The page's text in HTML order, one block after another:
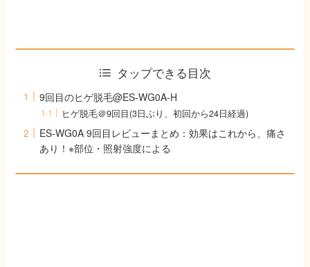
タップできる目次
9回目のヒゲ脱毛@ES-WG0A-H
ヒゲ脱毛＠9回目(3日ぶり、初回から24日経過)
ES-WG0A 9回目レビューまとめ：効果はこれから、痛さ
あり！※部位・照射強度による